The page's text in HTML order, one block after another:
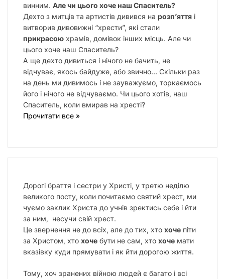
винним. Але чи цього хоче наш Спаситель?
Дехто з митців та артистів дивився на розп’яття і
витворив дивовижні “хрести”, які стали
прикрасою храмів, домівок інших місць. Але чи
цього хоче наш Спаситель?
А ще дехто дивиться і нічого не бачить, не
відчуває, якось байдуже, або звично… Скільки раз
на день ми дивимось і не зауважуємо, торкаємось
його і нічого не відчуваємо. Чи цього хотів, наш
Спаситель, коли вмирав на хресті?
Прочитати все »
Дорогі браття і сестри у Христі, у третю неділю
великого посту, коли почитаємо святий хрест, ми
чуємо заклик Христа до учнів зректись себе і йти
за ним, несучи свій хрест.
Це звернення не до всіх, але до тих, хто хоче піти
за Христом, хто хоче бути не сам, хто хоче мати
вказівку куди прямувати і як йти дорогою життя.
Тому, хоч зранених війною людей є багато і всі